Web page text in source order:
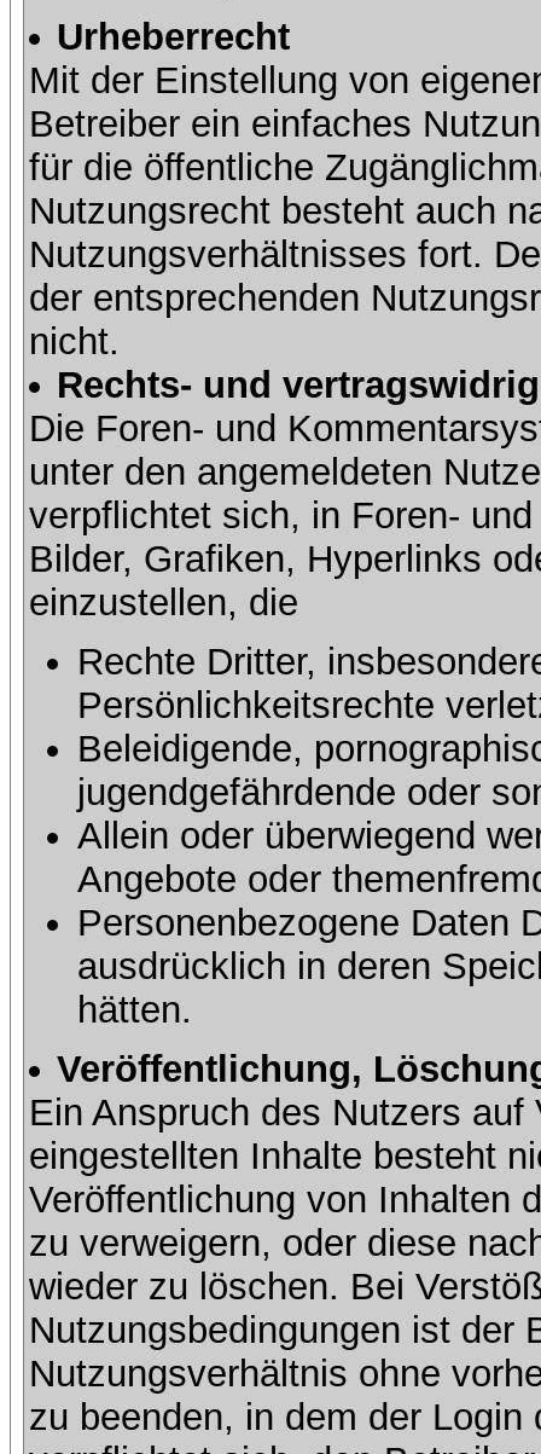
Urheberrecht
Mit der Einstellung von
Betreiber ein einfaches
für die öffentliche
Nutzungsrecht besteht auch
Nutzungsverhältnisses fort.
der entsprechenden
nicht.
Rechts- und
Die Foren- und
unter den angemeldeten
verpflichtet sich, in Foren-
Bilder, Grafiken, Hyperlinks
einzustellen, die
Rechte Dritter,
Persönlichkeitsrechte
Beleidigende,
jugendgefährdende oder
Allein oder überwiegend
Angebote oder
Personenbezogene Daten
ausdrücklich in deren
hätten.
Veröffentlichung,
Ein Anspruch des Nutzers
eingestellten Inhalte besteht
Veröffentlichung von Inhalten
zu verweigern, oder diese
wieder zu löschen. Bei
Nutzungsbedingungen ist der
Nutzungsverhältnis ohne
zu beenden, in dem der